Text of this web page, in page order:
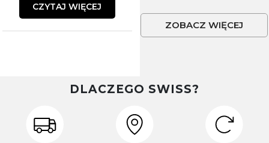
CZYTAJ WIĘCEJ
ZOBACZ WIĘCEJ
DLACZEGO SWISS?